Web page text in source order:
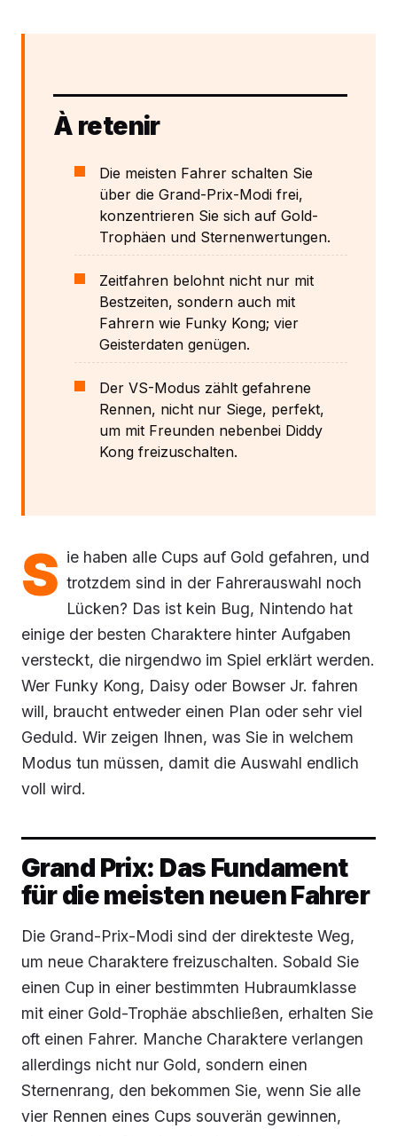
À retenir
Die meisten Fahrer schalten Sie
über die Grand-Prix-Modi frei,
konzentrieren Sie sich auf Gold-
Trophäen und Sternenwertungen.
Zeitfahren belohnt nicht nur mit
Bestzeiten, sondern auch mit
Fahrern wie Funky Kong; vier
Geisterdaten genügen.
Der VS-Modus zählt gefahrene
Rennen, nicht nur Siege, perfekt,
um mit Freunden nebenbei Diddy
Kong freizuschalten.
S ie haben alle Cups auf Gold gefahren, und
trotzdem sind in der Fahrerauswahl noch
Lücken? Das ist kein Bug, Nintendo hat
einige der besten Charaktere hinter Aufgaben
versteckt, die nirgendwo im Spiel erklärt werden.
Wer Funky Kong, Daisy oder Bowser Jr. fahren
will, braucht entweder einen Plan oder sehr viel
Geduld. Wir zeigen Ihnen, was Sie in welchem
Modus tun müssen, damit die Auswahl endlich
voll wird.
Grand Prix: Das Fundament
für die meisten neuen Fahrer
Die Grand-Prix-Modi sind der direkteste Weg,
um neue Charaktere freizuschalten. Sobald Sie
einen Cup in einer bestimmten Hubraumklasse
mit einer Gold-Trophäe abschließen, erhalten Sie
oft einen Fahrer. Manche Charaktere verlangen
allerdings nicht nur Gold, sondern einen
Sternenrang, den bekommen Sie, wenn Sie alle
vier Rennen eines Cups souverän gewinnen,